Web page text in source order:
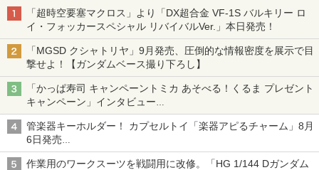
「超時空要塞マクロス」より「DX超合金 VF-1S バルキリー ロ
イ・フォッカースペシャル リバイバルVer.」本日発売！
「MGSD クシャトリヤ」9月発売、圧倒的な情報密度を展示で目
撃せよ！【ガンダムベース撮り下ろし】
「かっぱ寿司 キャンペーントミカ あそべる！くるま プレゼント
キャンペーン」インタビュー
子どもが楽しめるかっぱ寿司ならではの体験とコラボの楽しさを
追求
管楽器キーホルダー！ カプセルトイ「楽器アピるチャーム」8月
6日発売
チューバ、テナサクなど5種各3色
作業用のワークスーツを戦闘用に改修。「HG 1/144 Dガンダム